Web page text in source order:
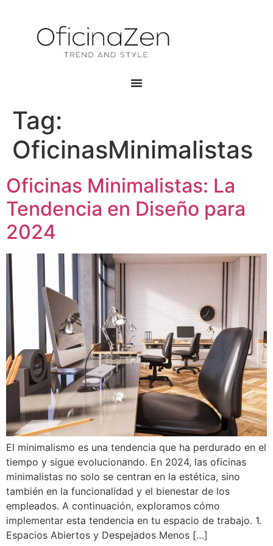
Tag:
OficinasMinimalistas
Oficinas Minimalistas: La
Tendencia en Diseño para
2024
El minimalismo es una tendencia que ha perdurado en el
tiempo y sigue evolucionando. En 2024, las oficinas
minimalistas no solo se centran en la estética, sino
también en la funcionalidad y el bienestar de los
empleados. A continuación, exploramos cómo
implementar esta tendencia en tu espacio de trabajo. 1.
Espacios Abiertos y Despejados Menos […]